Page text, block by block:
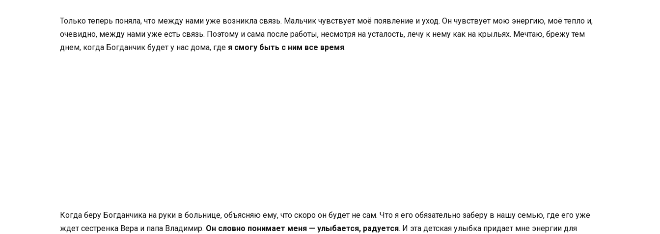
Только теперь поняла, что между нами уже возникла связь. Мальчик чувствует моё появление и уход. Он чувствует мою энергию, моё тепло и,
очевидно, между нами уже есть связь. Поэтому и сама после работы, несмотря на усталость, лечу к нему как на крыльях. Мечтаю, брежу тем
днем, когда Богданчик будет у нас дома, где я смогу быть с ним все время.
Когда беру Богданчика на руки в больнице, объясняю ему, что скоро он будет не сам. Что я его обязательно заберу в нашу семью, где его уже
ждет сестренка Вера и папа Владимир. Он словно понимает меня — улыбается, радуется. И эта детская улыбка придает мне энергии для